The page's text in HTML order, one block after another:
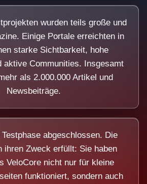
wurden teils große und
Einige Portale erreichten in
starke Sichtbarkeit, hohe
aktive Communities. Insgesamt
als 2.000.000 Artikel und
Newsbeiträge.
abgeschlossen. Die
ihren Zweck erfüllt: Sie haben
VeloCore nicht nur für kleine
funktioniert, sondern auch